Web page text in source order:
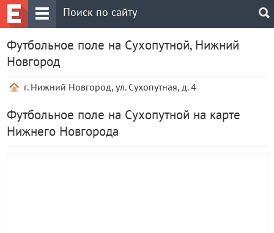
Футбольное поле на Сухопутной, Нижний
Новгород
г. Нижний Новгород, ул. Сухопутная, д. 4
Футбольное поле на Сухопутной на карте
Нижнего Новгорода